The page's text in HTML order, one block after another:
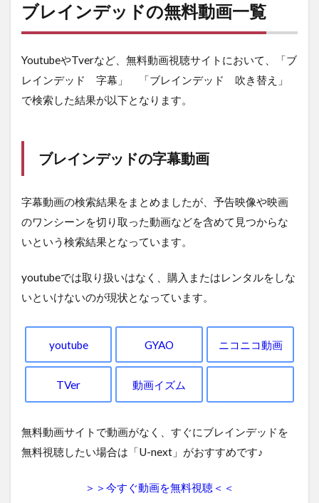
ブレインデッドの無料動画一覧
YoutubeやTverなど、無料動画視聴サイトにおいて、「ブ
レインデッド 字幕」 「ブレインデッド 吹き替え」
で検索した結果が以下となります。
ブレインデッドの字幕動画
字幕動画の検索結果をまとめましたが、予告映像や映画
のワンシーンを切り取った動画などを含めて見つからな
いという検索結果となっています。
youtubeでは取り扱いはなく、購入またはレンタルをしな
いといけないのが現状となっています。
youtube GYAO ニコニコ動画
TVer 動画イズム
無料動画サイトで動画がなく、すぐにブレインデッドを
無料視聴したい場合は「U-next」がおすすめです♪
＞＞今すぐ動画を無料視聴＜＜